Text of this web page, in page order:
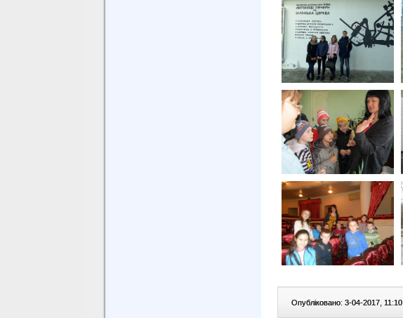
Опубліковано: 3-04-2017, 11:10